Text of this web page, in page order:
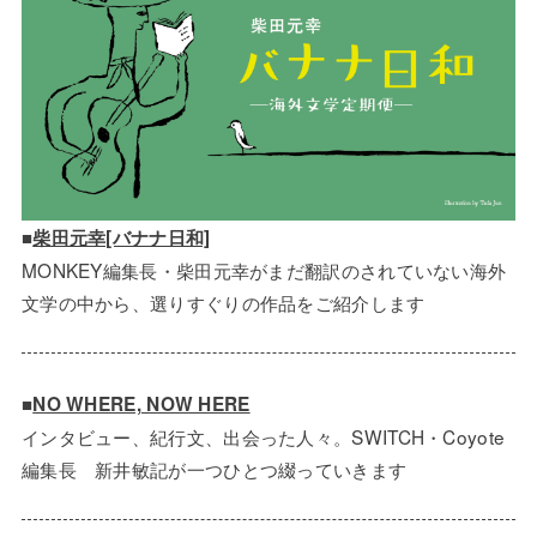
■柴田元幸[バナナ日和]
MONKEY編集長・柴田元幸がまだ翻訳のされていない海外
文学の中から、選りすぐりの作品をご紹介します
■NO WHERE, NOW HERE
インタビュー、紀行文、出会った人々。SWITCH・Coyote
編集長 新井敏記が一つひとつ綴っていきます